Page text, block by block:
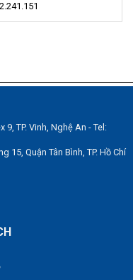
TP. Vinh, Nghệ An - Tel:
15, Quận Tân Bình, TP. Hồ Chí